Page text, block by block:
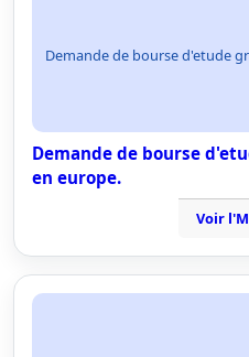
Demande de bourse d'etude
Demande de bourse
en europe.
Voir